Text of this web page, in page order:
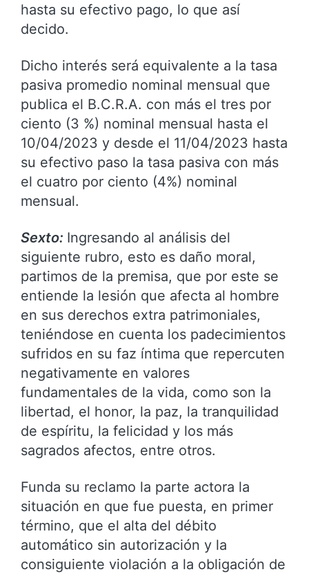
hasta su efectivo pago, lo que así
decido.
Dicho interés será equivalente a la tasa
pasiva promedio nominal mensual que
publica el B.C.R.A. con más el tres por
ciento (3 %) nominal mensual hasta el
10/04/2023 y desde el 11/04/2023 hasta
su efectivo paso la tasa pasiva con más
el cuatro por ciento (4%) nominal
mensual.
Sexto: Ingresando al análisis del
siguiente rubro, esto es daño moral,
partimos de la premisa, que por este se
entiende la lesión que afecta al hombre
en sus derechos extra patrimoniales,
teniéndose en cuenta los padecimientos
sufridos en su faz íntima que repercuten
negativamente en valores
fundamentales de la vida, como son la
libertad, el honor, la paz, la tranquilidad
de espíritu, la felicidad y los más
sagrados afectos, entre otros.
Funda su reclamo la parte actora la
situación en que fue puesta, en primer
término, que el alta del débito
automático sin autorización y la
consiguiente violación a la obligación de